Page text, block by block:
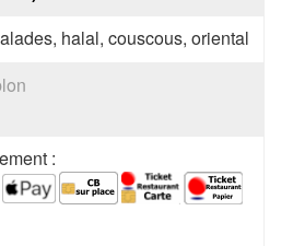
halal, couscous, oriental
: